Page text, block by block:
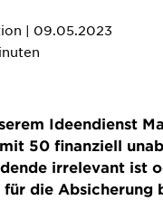
| 09.05.2023
Ideendienst
50 finanziell
irrelevant ist
für die Absicherung